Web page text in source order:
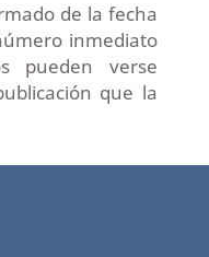
de la fecha
inmediato
pueden verse
que la